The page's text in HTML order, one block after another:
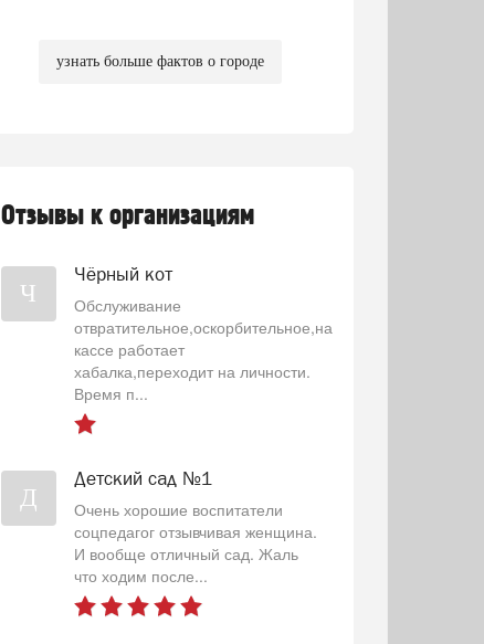
узнать больше фактов о городе
Отзывы к организациям
Ч
Чёрный кот
Обслуживание
отвратительное,оскорбительное,на
кассе работает
хабалка,переходит на личности.
Время п...
Д
Детский сад №1
Очень хорошие воспитатели
соцпедагог отзывчивая женщина.
И вообще отличный сад. Жаль
что ходим после...